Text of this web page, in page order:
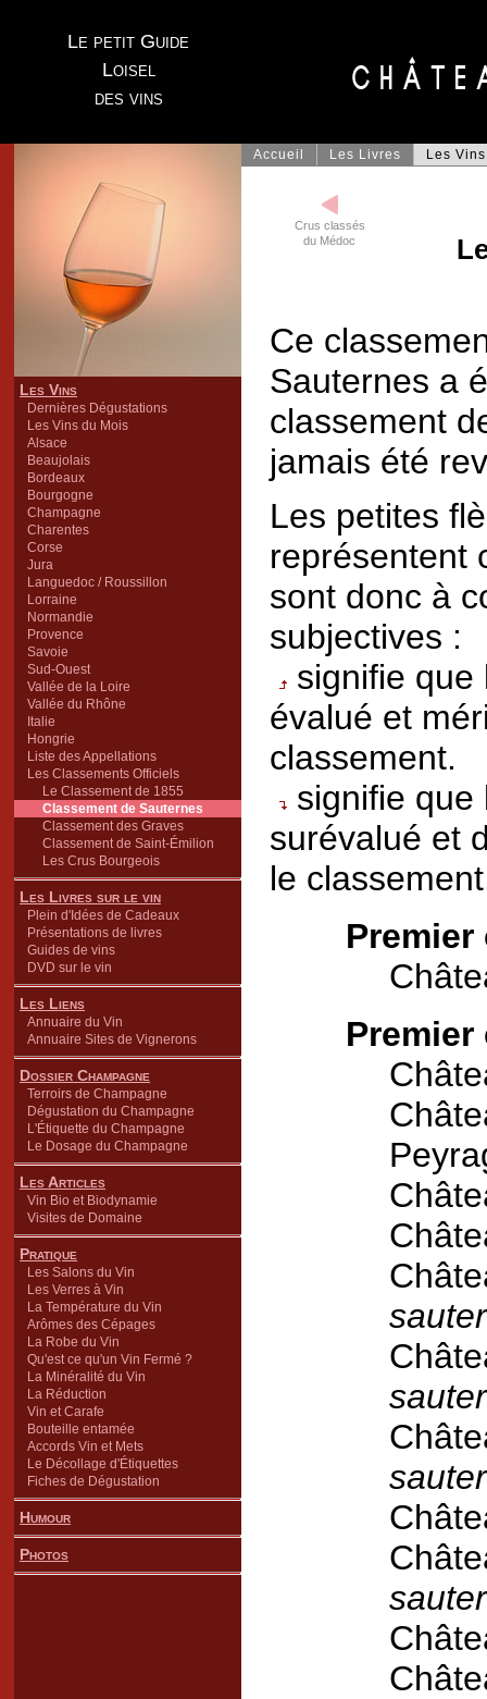
Le petit Guide
Loisel
des vins
Les Vins
Dernières Dégustations
Les Vins du Mois
Alsace
Beaujolais
Bordeaux
Bourgogne
Champagne
Charentes
Corse
Jura
Languedoc / Roussillon
Lorraine
Normandie
Provence
Savoie
Sud-Ouest
Vallée de la Loire
Vallée du Rhône
Italie
Hongrie
Liste des Appellations
Les Classements Officiels
Le Classement de 1855
Classement de Sauternes
Classement des Graves
Classement de Saint-Émilion
Les Crus Bourgeois
Les Livres sur le vin
Plein d'Idées de Cadeaux
Présentations de livres
Guides de vins
DVD sur le vin
Les Liens
Annuaire du Vin
Annuaire Sites de Vignerons
Dossier Champagne
Terroirs de Champagne
Dégustation du Champagne
L'Étiquette du Champagne
Le Dosage du Champagne
Les Articles
Vin Bio et Biodynamie
Visites de Domaine
Pratique
Les Salons du Vin
Les Verres à Vin
La Température du Vin
Arômes des Cépages
La Robe du Vin
Qu'est ce qu'un Vin Fermé ?
La Minéralité du Vin
La Réduction
Vin et Carafe
Bouteille entamée
Accords Vin et Mets
Le Décollage d'Étiquettes
Fiches de Dégustation
Humour
Photos
Accueil Les Livres Les Vins
Crus classés
du Médoc
Ce
Sauternes a
classement
jamais été
Les petites
représentent
sont donc à
subjectives :
signifie que
évalué et
classement.
signifie que
surévalué et
le
Premier